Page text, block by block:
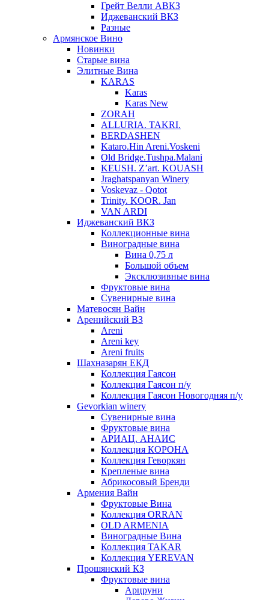
Грейт Велли АВКЗ
Иджеванский ВКЗ
Разные
Армянское Вино
Новинки
Старые вина
Элитные Вина
KARAS
Karas
Karas New
ZORAH
ALLURIA. TAKRI.
BERDASHEN
Kataro.Hin Areni.Voskeni
Old Bridge.Tushpa.Malani
KEUSH. Z’art. KOUASH
Jraghatspanyan Winery
Voskevaz - Qotot
Trinity. KOOR. Jan
VAN ARDI
Иджеванский ВКЗ
Коллекционные вина
Виноградные вина
Вина 0,75 л
Большой объем
Эксклюзивные вина
Фруктовые вина
Cувенирные вина
Матевосян Вайн
Аренийский ВЗ
Areni
Areni key
Areni fruits
Шахназарян ЕКД
Коллекция Гаясон
Коллекция Гаясон п/у
Коллекция Гаясон Новогодняя п/у
Gevorkian winery
Сувенирные вина
Фруктовые вина
АРИАЦ. АНАИС
Коллекция КОРОНА
Коллекция Геворкян
Крепленые вина
Абрикосовый Бренди
Армения Вайн
Фруктовые Вина
Коллекция ORRAN
OLD ARMENIA
Виноградные Вина
Коллекция TAKAR
Коллекция YEREVAN
Прошянский КЗ
Фруктовые вина
Арцруни